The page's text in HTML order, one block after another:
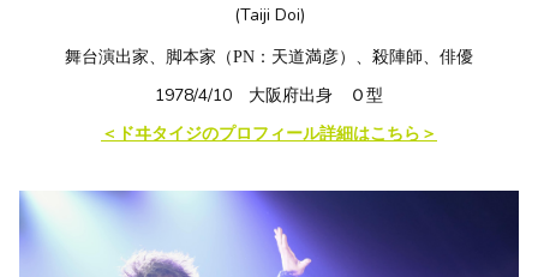
(Taiji Doi)
舞台演出家、脚本家（PN：天道満彦）、殺陣師、俳優
1978/4/10 大阪府出身 Ｏ型
＜ドヰタイジのプロフィール詳細はこちら＞